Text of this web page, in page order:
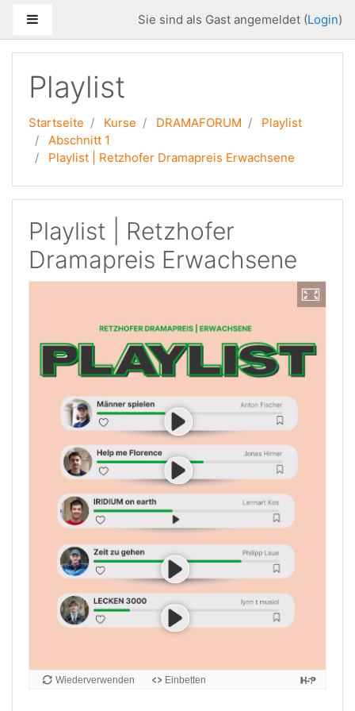
Website-ÜbersichtSie sind als Gast angemeldet (Login)
Playlist
Startseite Kurse DRAMAFORUM
Playlist
Abschnitt 1
Playlist | Retzhofer Dramapreis Erwachsene
Playlist | Retzhofer
Dramapreis Erwachsene